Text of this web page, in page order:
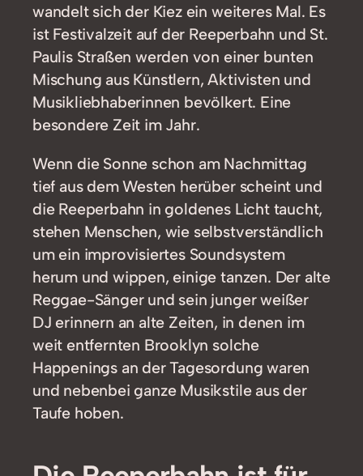
wandelt sich der Kiez ein weiteres Mal. Es
ist Festivalzeit auf der Reeperbahn und St.
Paulis Straßen werden von einer bunten
Mischung aus Künstlern, Aktivisten und
Musikliebhaberinnen bevölkert. Eine
besondere Zeit im Jahr.
Wenn die Sonne schon am Nachmittag
tief aus dem Westen herüber scheint und
die Reeperbahn in goldenes Licht taucht,
stehen Menschen, wie selbstverständlich
um ein improvisiertes Soundsystem
herum und wippen, einige tanzen. Der alte
Reggae-Sänger und sein junger weißer
DJ erinnern an alte Zeiten, in denen im
weit entfernten Brooklyn solche
Happenings an der Tagesordung waren
und nebenbei ganze Musikstile aus der
Taufe hoben.